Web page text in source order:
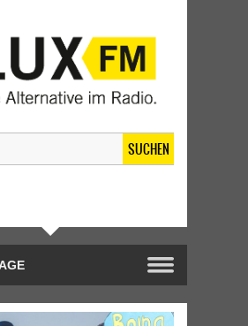
SUCHEN